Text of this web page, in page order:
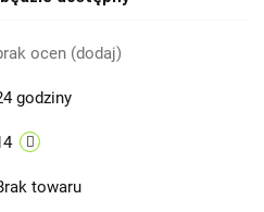
ocen (dodaj)
godziny
towaru